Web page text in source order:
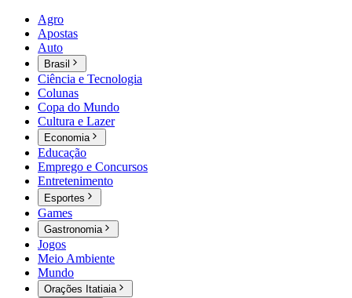
Agro
Apostas
Auto
Brasil
Ciência e Tecnologia
Colunas
Copa do Mundo
Cultura e Lazer
Economia
Educação
Emprego e Concursos
Entretenimento
Esportes
Games
Gastronomia
Jogos
Meio Ambiente
Mundo
Orações Itatiaia